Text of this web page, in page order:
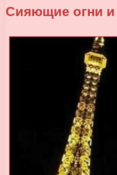
Сияющие огни и